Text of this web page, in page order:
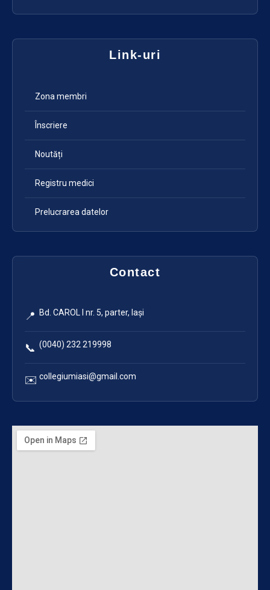
Link-uri
Zona membri
Înscriere
Noutăți
Registru medici
Prelucrarea datelor
Contact
📍 Bd. CAROL I nr. 5, parter, Iași
📞 (0040) 232 219998
✉️ collegiumiasi@gmail.com